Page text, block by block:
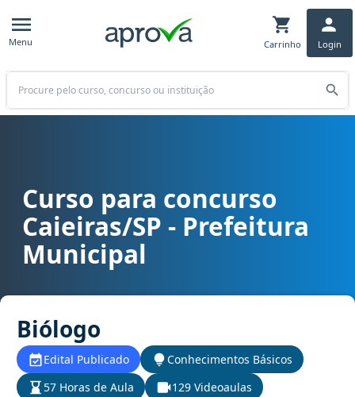
Menu Carrinho Login
Buscar
Curso para concurso Caieiras/SP - Prefeitura Municipal cargo
Curso para concurso
Caieiras/SP - Prefeitura
Municipal
Biólogo
Edital Publicado
Conhecimentos Básicos
57 Horas de Aula
129 Videoaulas